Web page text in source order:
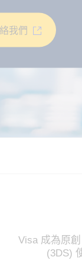
我們
Visa 成為原
(3DS)